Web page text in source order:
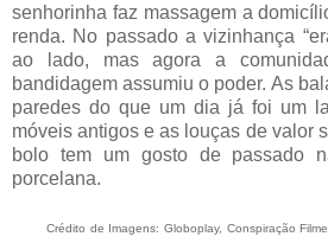
senhorinha faz massagem a
renda. No passado a vizinhança
ao lado, mas agora a
bandidagem assumiu o poder. As
paredes do que um dia já foi um
móveis antigos e as louças de valor
bolo tem um gosto de passado
porcelana.
Crédito de Imagens: Globoplay, Conspiração